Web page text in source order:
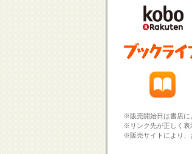
※販売開始日は書店に
※リンク先が正しく表
※販売サイトにより、